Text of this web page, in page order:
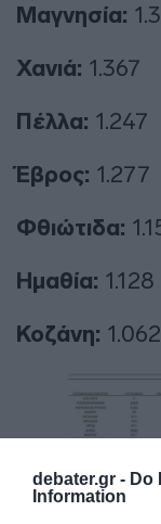
debater.gr - Do
Information
Μαγνησία:
Χανιά: 1.367
Πέλλα: 1.247
Έβρος: 1.277
Φθιώτιδα:
Ημαθία: 1.128
Κοζάνη: 1.062